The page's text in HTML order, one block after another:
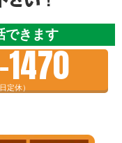
できます
定休）